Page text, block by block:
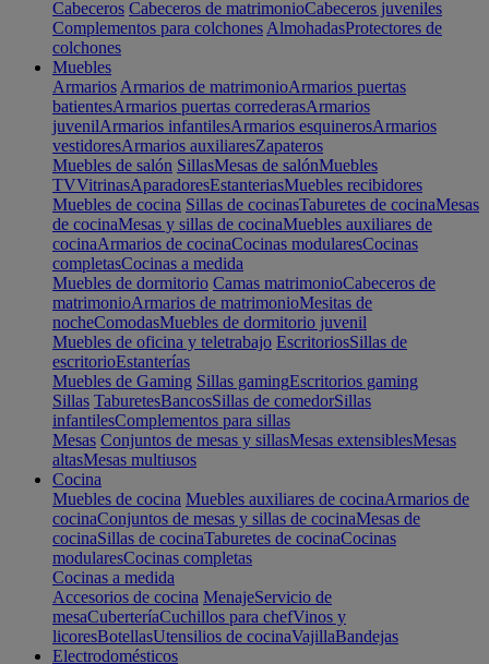
Cabeceros Cabeceros de matrimonioCabeceros juveniles
Complementos para colchones AlmohadasProtectores de
colchones
Muebles
Armarios Armarios de matrimonioArmarios puertas
batientesArmarios puertas correderasArmarios
juvenilArmarios infantilesArmarios esquinerosArmarios
vestidoresArmarios auxiliaresZapateros
Muebles de salón SillasMesas de salónMuebles
TVVitrinasAparadoresEstanteriasMuebles recibidores
Muebles de cocina Sillas de cocinasTaburetes de cocinaMesas
de cocinaMesas y sillas de cocinaMuebles auxiliares de
cocinaArmarios de cocinaCocinas modularesCocinas
completasCocinas a medida
Muebles de dormitorio Camas matrimonioCabeceros de
matrimonioArmarios de matrimonioMesitas de
nocheComodasMuebles de dormitorio juvenil
Muebles de oficina y teletrabajo EscritoriosSillas de
escritorioEstanterías
Muebles de Gaming Sillas gamingEscritorios gaming
Sillas TaburetesBancosSillas de comedorSillas
infantilesComplementos para sillas
Mesas Conjuntos de mesas y sillasMesas extensiblesMesas
altasMesas multiusos
Cocina
Muebles de cocina Muebles auxiliares de cocinaArmarios de
cocinaConjuntos de mesas y sillas de cocinaMesas de
cocinaSillas de cocinaTaburetes de cocinaCocinas
modularesCocinas completas
Cocinas a medida
Accesorios de cocina MenajeServicio de
mesaCuberteríaCuchillos para chefVinos y
licoresBotellasUtensilios de cocinaVajillaBandejas
Electrodomésticos